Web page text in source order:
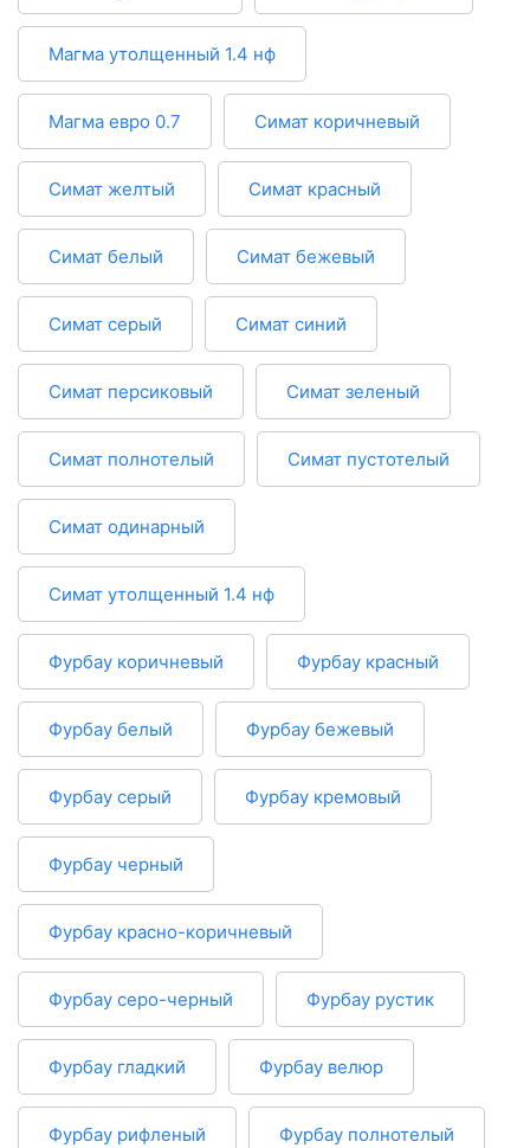
Магма утолщенный 1.4 нф
Магма евро 0.7 Симат коричневый
Симат желтый Симат красный
Симат белый Симат бежевый
Симат серый Симат синий
Симат персиковый Симат зеленый
Симат полнотелый Симат пустотелый
Симат одинарный
Симат утолщенный 1.4 нф
Фурбау коричневый Фурбау красный
Фурбау белый Фурбау бежевый
Фурбау серый Фурбау кремовый
Фурбау черный
Фурбау красно-коричневый
Фурбау серо-черный Фурбау рустик
Фурбау гладкий Фурбау велюр
Фурбау рифленый Фурбау полнотелый